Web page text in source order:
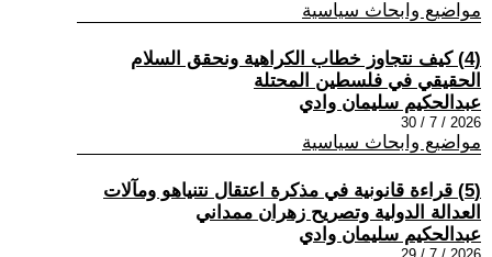
مواضيع وابحاث سياسية
(4) كيف نتجاوز خطاب الكراهية ونحقق السلام
الحقيقي في فلسطين المحتلة
عبدالحكيم سليمان وادي
2026 / 7 / 30
مواضيع وابحاث سياسية
(5) قراءة قانونية في مذكرة اعتقال نتنياهو ومآلات
العدالة الدولية وتصريح زهران ممداني
عبدالحكيم سليمان وادي